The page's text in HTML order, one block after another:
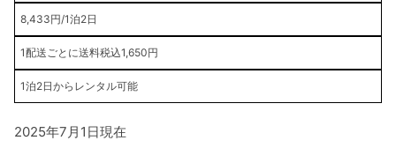
8,433円/1泊2日
1配送ごとに送料税込1,650円
1泊2日からレンタル可能
2025年7月1日現在